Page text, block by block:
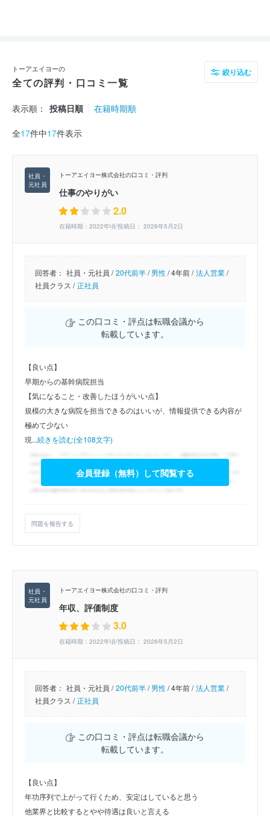
トーアエイヨーの
全ての評判・口コミ一覧
絞り込む
表示順： 投稿日順 在籍時期順
全17件中17件表示
トーアエイヨー株式会社の口コミ・評判
仕事のやりがい
2.0
在籍時期：2022年頃/投稿日： 2026年5月2日
回答者： 社員・元社員 / 20代前半/男性/4年前 / 法人営業/
社員クラス / 正社員
この口コミ・評点は転職会議から
転載しています。
【良い点】
早期からの基幹病院担当
【気になること・改善したほうがいい点】
規模の大きな病院を担当できるのはいいが、情報提供できる内容が
極めて少ない
現...続きを読む(全108文字)
会員登録（無料）して閲覧する
問題を報告する
トーアエイヨー株式会社の口コミ・評判
年収、評価制度
3.0
在籍時期：2022年頃/投稿日： 2026年5月2日
回答者： 社員・元社員 / 20代前半/男性/4年前 / 法人営業/
社員クラス / 正社員
この口コミ・評点は転職会議から
転載しています。
【良い点】
年功序列で上がって行くため、安定はしていると思う
他業界と比較するとやや待遇は良いと言える